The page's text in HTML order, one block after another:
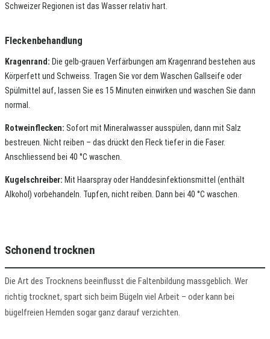
Schweizer Regionen ist das Wasser relativ hart.
Fleckenbehandlung
Kragenrand: Die gelb-grauen Verfärbungen am Kragenrand bestehen aus
Körperfett und Schweiss. Tragen Sie vor dem Waschen Gallseife oder
Spülmittel auf, lassen Sie es 15 Minuten einwirken und waschen Sie dann
normal.
Rotweinflecken: Sofort mit Mineralwasser ausspülen, dann mit Salz
bestreuen. Nicht reiben – das drückt den Fleck tiefer in die Faser.
Anschliessend bei 40 °C waschen.
Kugelschreiber: Mit Haarspray oder Handdesinfektionsmittel (enthält
Alkohol) vorbehandeln. Tupfen, nicht reiben. Dann bei 40 °C waschen.
Schonend trocknen
Die Art des Trocknens beeinflusst die Faltenbildung massgeblich. Wer
richtig trocknet, spart sich beim Bügeln viel Arbeit – oder kann bei
bügelfreien Hemden sogar ganz darauf verzichten.